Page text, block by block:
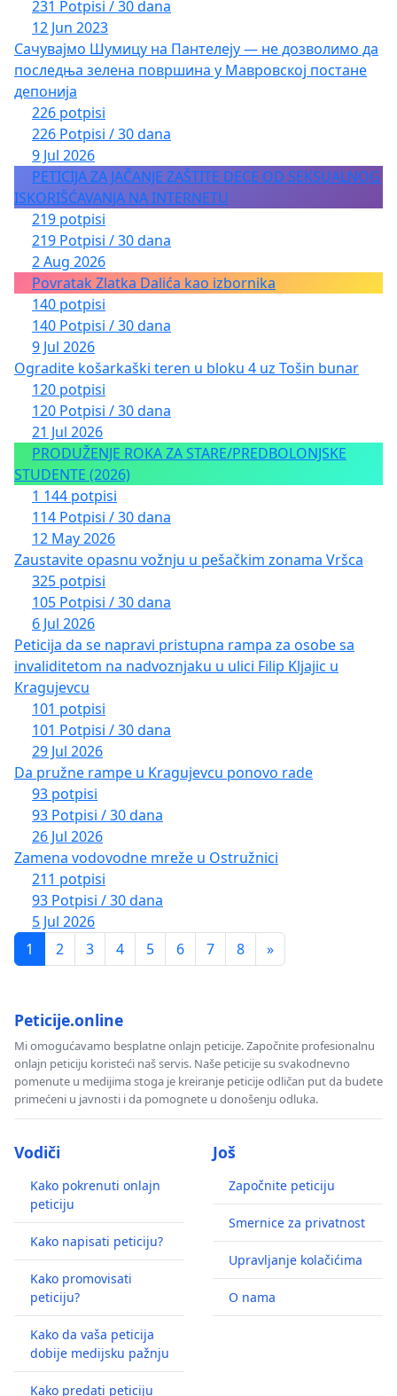
231 Potpisi / 30 dana
12 Jun 2023
Сачувајмо Шумицу на Пантелеју — не дозволимо да
последња зелена површина у Мавровској постане
депонија
226 potpisi
226 Potpisi / 30 dana
9 Jul 2026
PETICIJA ZA JAČANJE ZAŠTITE DECE OD SEKSUALNOG
ISKORIŠĆAVANJA NA INTERNETU
219 potpisi
219 Potpisi / 30 dana
2 Aug 2026
Povratak Zlatka Dalića kao izbornika
140 potpisi
140 Potpisi / 30 dana
9 Jul 2026
Ogradite košarkaški teren u bloku 4 uz Tošin bunar
120 potpisi
120 Potpisi / 30 dana
21 Jul 2026
PRODUŽENJE ROKA ZA STARE/PREDBOLONJSKE
STUDENTE (2026)
1 144 potpisi
114 Potpisi / 30 dana
12 May 2026
Zaustavite opasnu vožnju u pešačkim zonama Vršca
325 potpisi
105 Potpisi / 30 dana
6 Jul 2026
Peticija da se napravi pristupna rampa za osobe sa
invaliditetom na nadvoznjaku u ulici Filip Kljajic u
Kragujevcu
101 potpisi
101 Potpisi / 30 dana
29 Jul 2026
Da pružne rampe u Kragujevcu ponovo rade
93 potpisi
93 Potpisi / 30 dana
26 Jul 2026
Zamena vodovodne mreže u Ostružnici
211 potpisi
93 Potpisi / 30 dana
5 Jul 2026
1
2 3 4 5 6 7 8 »
Peticije.online
Mi omogućavamo besplatne onlajn peticije. Započnite profesionalnu
onlajn peticiju koristeći naš servis. Naše peticije su svakodnevno
pomenute u medijima stoga je kreiranje peticije odličan put da budete
primećeni u javnosti i da pomognete u donošenju odluka.
Vodiči
Kako pokrenuti onlajn
peticiju
Kako napisati peticiju?
Kako promovisati
peticiju?
Kako da vaša peticija
dobije medijsku pažnju
Kako predati peticiju
Još
Započnite peticiju
Smernice za privatnost
Upravljanje kolačićima
O nama